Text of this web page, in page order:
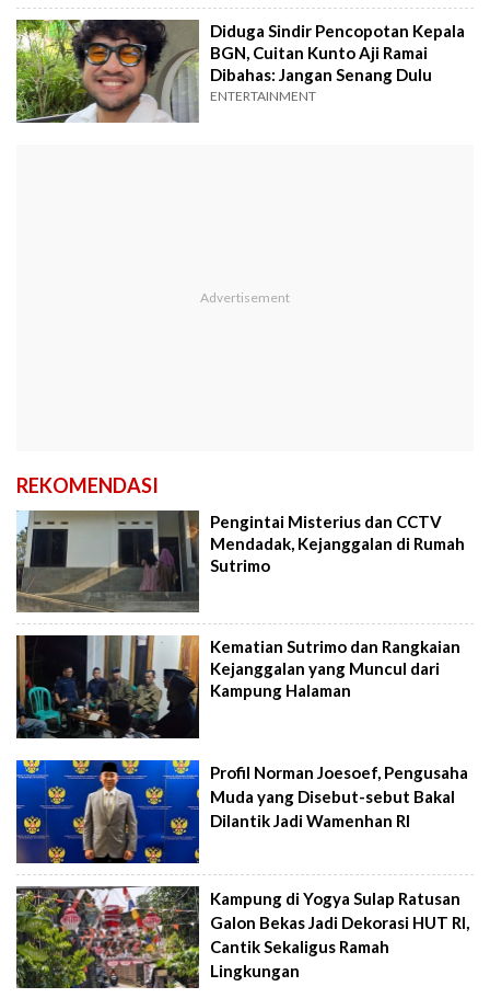
Diduga Sindir Pencopotan Kepala
BGN, Cuitan Kunto Aji Ramai
Dibahas: Jangan Senang Dulu
ENTERTAINMENT
REKOMENDASI
Pengintai Misterius dan CCTV
Mendadak, Kejanggalan di Rumah
Sutrimo
Kematian Sutrimo dan Rangkaian
Kejanggalan yang Muncul dari
Kampung Halaman
Profil Norman Joesoef, Pengusaha
Muda yang Disebut-sebut Bakal
Dilantik Jadi Wamenhan RI
Kampung di Yogya Sulap Ratusan
Galon Bekas Jadi Dekorasi HUT RI,
Cantik Sekaligus Ramah
Lingkungan